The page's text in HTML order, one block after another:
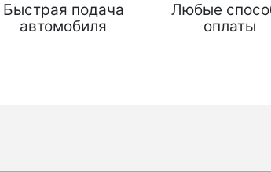
Быстрая подача
автомобиля
Любые
оплаты